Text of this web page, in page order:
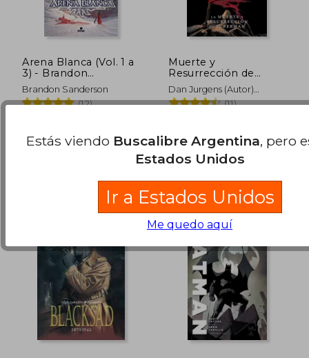
50% $ 188.595
$ 94.297
50%
dcto.
$
$
Arena Blanca (Vol. 1 a
3) - Brandon
Sanderson - Libro
Físico
Brandon Sanderson
(12)
Muerte y
Resurrección de
Superman (dc
Omnibus)
Dan Jurgens (Autor)
Jackson Guice (Autor
(11)
Estás viendo Buscalibre Argentina, pero
Estados Unidos
Ir a Estados Unidos
Me quedo aquí